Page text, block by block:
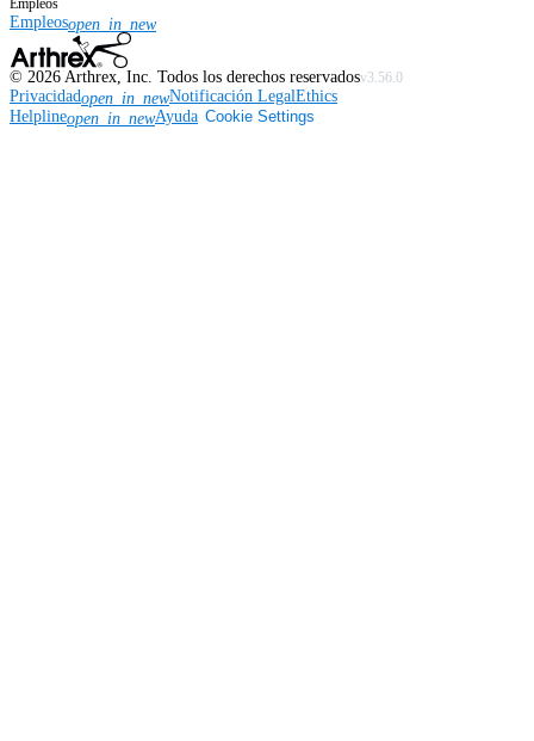
Empleos
Empleosopen_in_new
© 2026 Arthrex, Inc. Todos los derechos reservadosv3.56.0
Privacidadopen_in_newNotificación LegalEthics
Helplineopen_in_newAyuda Cookie Settings